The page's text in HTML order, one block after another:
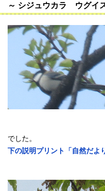
～ シジュウカラ ウグイ
でした。
下の説明プリント「自然だよ